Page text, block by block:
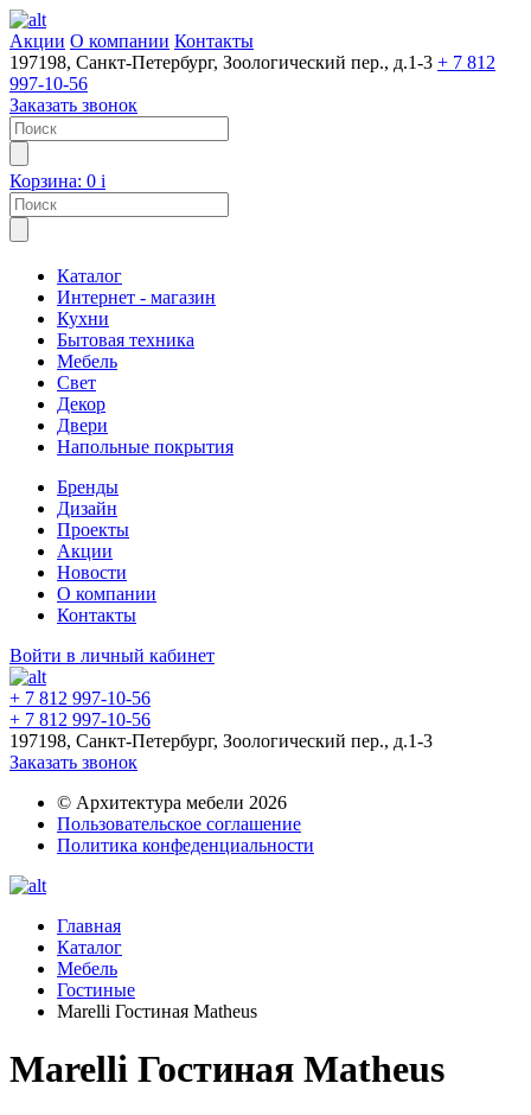
Акции О компании Контакты
197198, Санкт-Петербург, Зоологический пер., д.1-3 + 7 812
997-10-56
Заказать звонок
Корзина: 0 i
Каталог
Интернет - магазин
Кухни
Бытовая техника
Мебель
Свет
Декор
Двери
Напольные покрытия
Бренды
Дизайн
Проекты
Акции
Новости
О компании
Контакты
Войти в личный кабинет
+ 7 812 997-10-56
+ 7 812 997-10-56
197198, Санкт-Петербург, Зоологический пер., д.1-3
Заказать звонок
© Архитектура мебели 2026
Пользовательское соглашение
Политика конфеденциальности
Главная
Каталог
Мебель
Гостиные
Marelli Гостиная Matheus
Marelli Гостиная Matheus